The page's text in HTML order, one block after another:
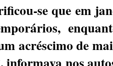
se que em
acréscimo de